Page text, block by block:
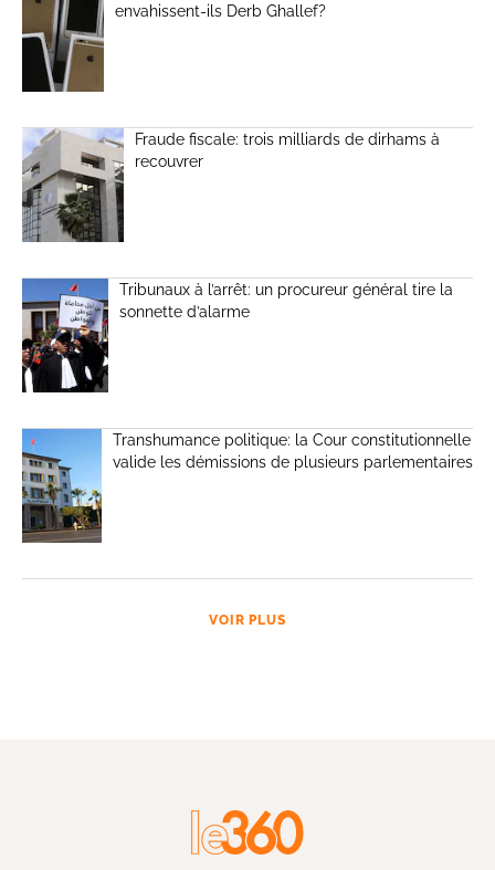
envahissent-ils Derb Ghallef?
Fraude fiscale: trois milliards de dirhams à
recouvrer
Tribunaux à l’arrêt: un procureur général tire la
sonnette d’alarme
Transhumance politique: la Cour constitutionnelle
valide les démissions de plusieurs parlementaires
VOIR PLUS